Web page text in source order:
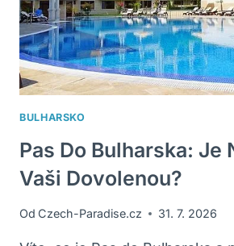
BULHARSKO
Pas Do Bulharska: Je
Vaši Dovolenou?
Od Czech-Paradise.cz 31. 7. 2026